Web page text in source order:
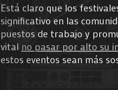
Está claro que los
significativo en las
puestos de trabajo y
vital no pasar por alto su
estos eventos sean más